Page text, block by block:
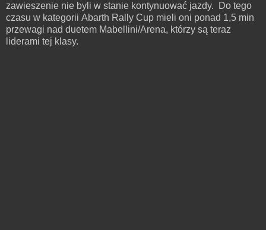
zawieszenie nie byli w stanie kontynuować jazdy. Do tego
czasu w kategorii Abarth Rally Cup mieli oni ponad 1,5 min
przewagi nad duetem Mabellini/Arena, którzy są teraz
liderami tej klasy.